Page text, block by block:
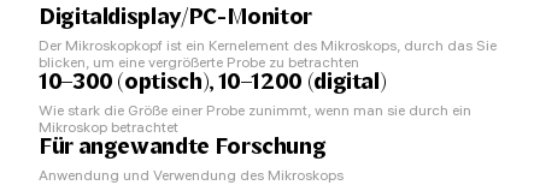
Digitaldisplay/PC-Monitor
Der Mikroskopkopf ist ein Kernelement des Mikroskops, durch das Sie
blicken, um eine vergrößerte Probe zu betrachten
10–300 (optisch), 10–1200 (digital)
Wie stark die Größe einer Probe zunimmt, wenn man sie durch ein
Mikroskop betrachtet
Für angewandte Forschung
Anwendung und Verwendung des Mikroskops